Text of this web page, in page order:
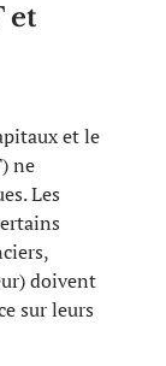
et
et le
ne
Les
doivent
sur leurs